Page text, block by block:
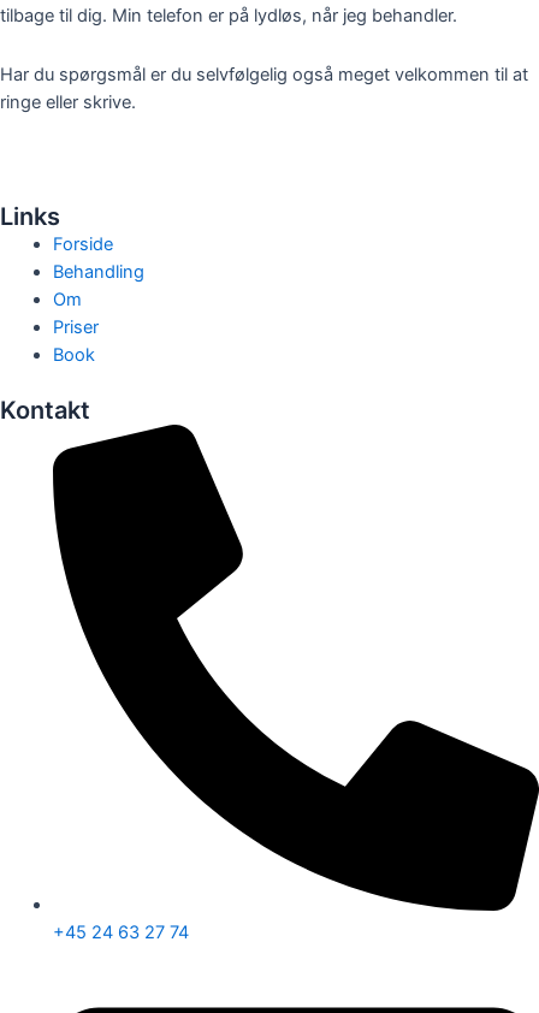
tilbage til dig. Min telefon er på lydløs, når jeg behandler.
Har du spørgsmål er du selvfølgelig også meget velkommen til at
ringe eller skrive.
Links
Forside
Behandling
Om
Priser
Book
Kontakt
+45 24 63 27 74